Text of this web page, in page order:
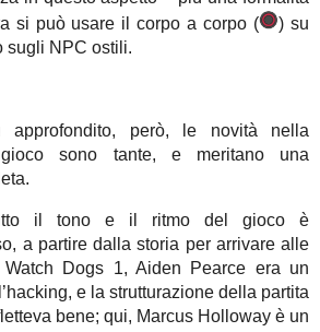
si può usare il corpo a corpo (
) su
sugli NPC ostili.
però, le novità nella
sono tante, e meritano una
il tono e il ritmo del gioco è
a partire dalla storia per arrivare alle
Dogs 1, Aiden Pearce era un
e la strutturazione della partita
bene; qui, Marcus Holloway è un